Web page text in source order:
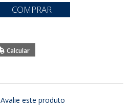
COMPRAR
Avalie este produto